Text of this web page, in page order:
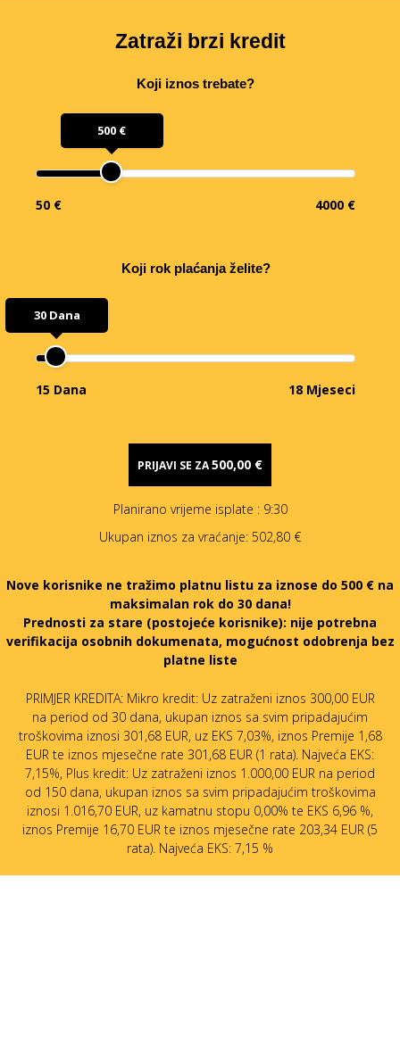
Zatraži brzi kredit
Koji iznos trebate?
500 €
50 € 4000 €
Koji rok plaćanja želite?
30 Dana
15 Dana 18 Mjeseci
PRIJAVI SE ZA500,00 €
Planirano vrijeme isplate : 9:30
Ukupan iznos za vraćanje: 502,80 €
Nove korisnike ne tražimo platnu listu za iznose do 500 € na
maksimalan rok do 30 dana!
Prednosti za stare (postojeće korisnike): nije potrebna
verifikacija osobnih dokumenata, mogućnost odobrenja bez
platne liste
PRIMJER KREDITA: Mikro kredit: Uz zatraženi iznos 300,00 EUR
na period od 30 dana, ukupan iznos sa svim pripadajućim
troškovima iznosi 301,68 EUR, uz EKS 7,03%, iznos Premije 1,68
EUR te iznos mjesečne rate 301,68 EUR (1 rata). Najveća EKS:
7,15%, Plus kredit: Uz zatraženi iznos 1.000,00 EUR na period
od 150 dana, ukupan iznos sa svim pripadajućim troškovima
iznosi 1.016,70 EUR, uz kamatnu stopu 0,00% te EKS 6,96 %,
iznos Premije 16,70 EUR te iznos mjesečne rate 203,34 EUR (5
rata). Najveća EKS: 7,15 %